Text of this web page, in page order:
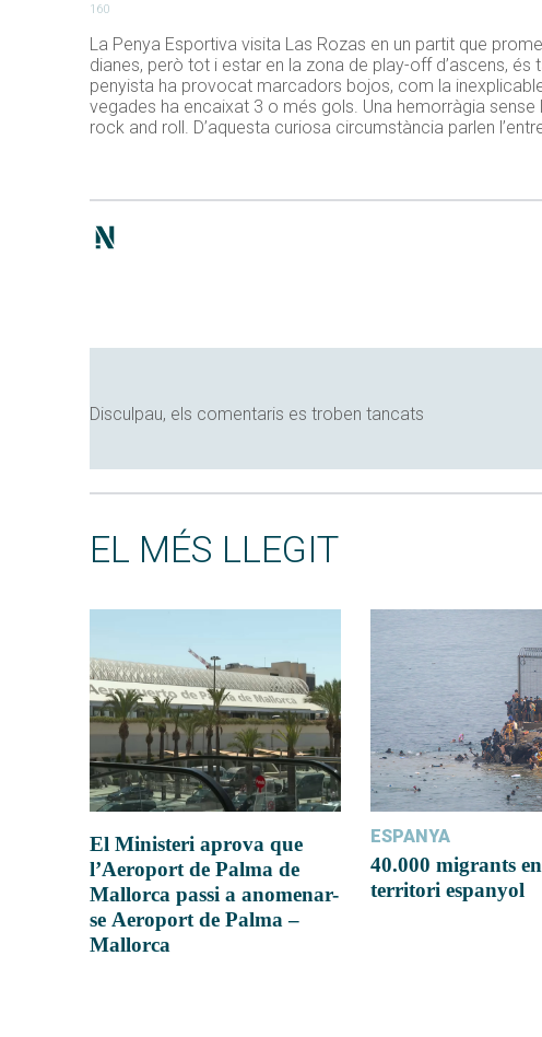
160
La Penya Esportiva visita Las Rozas en un partit que
dianes, però tot i estar en la zona de play-off d’ascens,
penyista ha provocat marcadors bojos, com la
vegades ha encaixat 3 o més gols. Una hemorràgia
rock and roll. D’aquesta curiosa circumstància parlen
Disculpau, els comentaris es troben tancats
EL MÉS LLEGIT
El Ministeri aprova que
l’Aeroport de Palma de
Mallorca passi a anomenar-
se Aeroport de Palma –
Mallorca
ESPANYA
40.000 migrants
territori espanyol